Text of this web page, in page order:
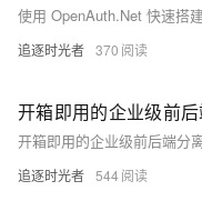
使用 OpenAuth.Net 快速搭
追逐时光者 370
追逐时光者 544